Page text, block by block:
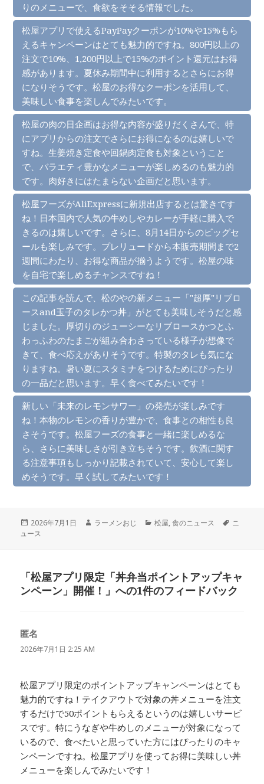
りのメニューで、食欲をそそる情報でした。
松屋アプリで使えるPayPayクーポンが10%や15%もら
えるキャンペーンはとても魅力的ですね。800円以上の
注文で10%、1,200円以上で15%のポイント還元はお得
感があります。夏休み期間中に利用するとさらにお得
になりそうです。松屋のお得なクーポンを活用して、
美味しい食事を楽しんでみたいです。
松屋の肉の日企画はお得な内容が盛りだくさんで、特
にアプリからの注文でさらにお得になるのは嬉しいで
すね。生姜焼き定食や回鍋肉定食も対象ということ
で、バラエティ豊かなメニューが楽しめるのも魅力的
です。肉好きにはたまらない企画だと思います。
松屋フーズがAliExpressに新規出店するとは驚きです
ね！日本国内で人気の牛めしやカレーが手軽に購入で
きるのは嬉しいです。さらに、8月14日からのビッグセ
ールも楽しみです。プレリュードから本販売期間まで2
週間にわたり、お得な商品が揃うようです。松屋の味
を自宅で楽しめるチャンスですね！
この記事を読んで、松のやの新メニュー「"超厚"リブロ
ースand玉子のタレかつ丼」がとても美味しそうだと感
じました。厚切りのジューシーなリブロースかつとふ
わっふわのたまごが組み合わさっている様子が想像で
きて、食べ応えがありそうです。特製のタレも気にな
りますね。暑い夏にスタミナをつけるためにぴったり
の一品だと思います。早く食べてみたいです！
新しい「未来のレモンサワー」の発売が楽しみです
ね！本物のレモンの香りが豊かで、食事との相性も良
さそうです。松屋フーズの食事と一緒に楽しめるな
ら、さらに美味しさが引き立ちそうです。飲酒に関す
る注意事項もしっかり記載されていて、安心して楽し
めそうです。早く試してみたいです！
投
稿
2026年7月1日
作
ラーメンおじ
カ
松屋,食のニュース
タ
ニ
ュース
「松屋アプリ限定「丼弁当ポイントアップキャ
ンペーン」開催！」への1件のフィードバック
匿名
り:
2026年7月1日 2:25 AM
松屋アプリ限定のポイントアップキャンペーンはとても
魅力的ですね！テイクアウトで対象の丼メニューを注文
するだけで50ポイントもらえるというのは嬉しいサービ
スです。特にうなぎや牛めしのメニューが対象になって
いるので、食べたいと思っていた方にはぴったりのキャ
ンペーンですね。松屋アプリを使ってお得に美味しい丼
メニューを楽しんでみたいです！